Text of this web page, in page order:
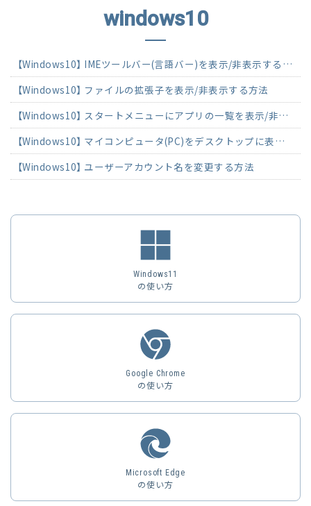
windows10
【Windows10】 IMEツールバー(言語バー)を表示/非表示する方法
【Windows10】 ファイルの拡張子を表示/非表示する方法
【Windows10】 スタートメニューにアプリの一覧を表示/非表示する方法
【Windows10】 マイコンピュータ(PC)をデスクトップに表示する方法
【Windows10】 ユーザーアカウント名を変更する方法
Windows11
の使い方
Google Chrome
の使い方
Microsoft Edge
の使い方